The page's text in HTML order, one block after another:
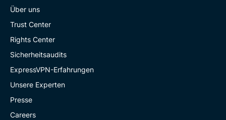
Über uns
Trust Center
Rights Center
Sicherheitsaudits
ExpressVPN-Erfahrungen
Unsere Experten
Presse
Careers